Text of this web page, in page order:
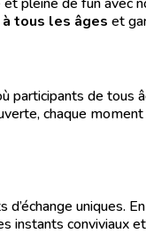
tous les âges et
participants de
chaque
uniques.
instants conviviaux